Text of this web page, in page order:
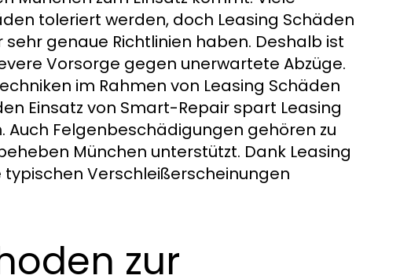
toleriert werden, doch Leasing Schäden
genaue Richtlinien haben. Deshalb ist
Vorsorge gegen unerwartete Abzüge.
im Rahmen von Leasing Schäden
Einsatz von Smart-Repair spart Leasing
Auch Felgenbeschädigungen gehören zu
München unterstützt. Dank Leasing
Verschleißerscheinungen
zur